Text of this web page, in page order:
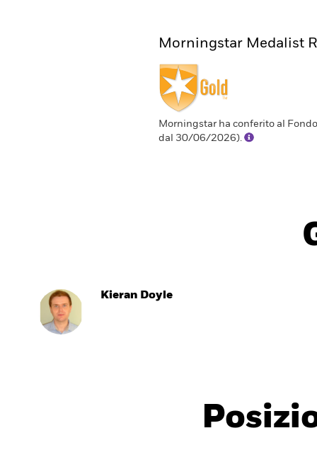
Morningstar Medalist
Morningstar ha conferito al
dal 30/06/2026).
Kieran Doyle